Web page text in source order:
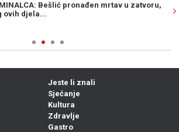
Bešlić pronađen mrtav u zatvoru,
ovih djela...
Jeste li znali
Sjećanje
Kultura
Zdravlje
Gastro